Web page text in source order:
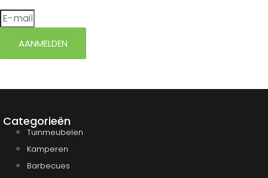
AANMELDEN
Categorieën
Tuinmeubelen
Kamperen
Barbecues